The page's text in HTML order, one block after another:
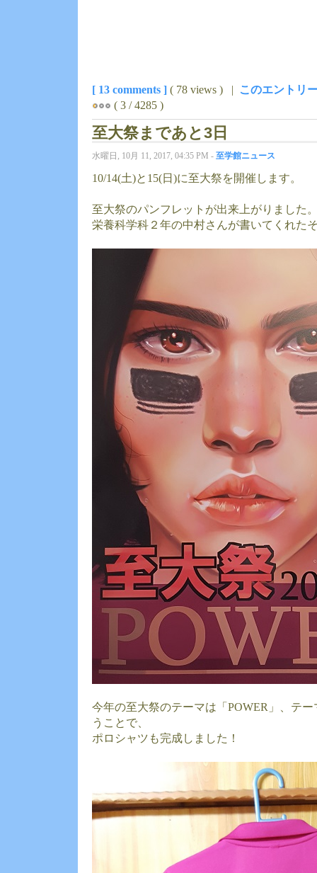
[ 13 comments ] ( 78 views ) | このエントリ
( 3 / 4285 )
至大祭まであと3日
水曜日, 10月 11, 2017, 04:35 PM - 至学館ニュース
10/14(土)と15(日)に至大祭を開催します。
至大祭のパンフレットが出来上がりました
栄養科学科２年の中村さんが書いてくれた
今年の至大祭のテーマは「POWER」、テ
うことで、
ポロシャツも完成しました！